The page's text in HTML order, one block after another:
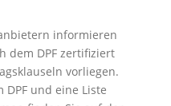
informieren
dem DPF zertifiziert
vorliegen.
und eine Liste